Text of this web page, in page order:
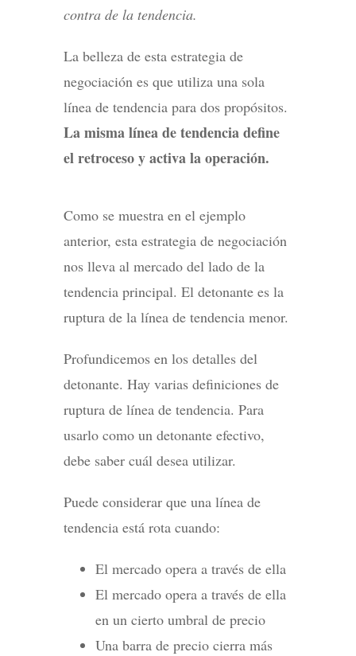
contra de la tendencia.
La belleza de esta estrategia de
negociación es que utiliza una sola
línea de tendencia para dos propósitos.
La misma línea de tendencia define
el retroceso y activa la operación.
Como se muestra en el ejemplo
anterior, esta estrategia de negociación
nos lleva al mercado del lado de la
tendencia principal. El detonante es la
ruptura de la línea de tendencia menor.
Profundicemos en los detalles del
detonante. Hay varias definiciones de
ruptura de línea de tendencia. Para
usarlo como un detonante efectivo,
debe saber cuál desea utilizar.
Puede considerar que una línea de
tendencia está rota cuando:
El mercado opera a través de ella
El mercado opera a través de ella
en un cierto umbral de precio
Una barra de precio cierra más